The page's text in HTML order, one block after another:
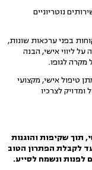
שירותים נוטריוניים
בפני ערכאות שונות,
ליווי אישי, הבנה
מקרה לגופו.
טיפול אישי, מקצועי
לצרכיו
תוך שקיפות והוגנות
לקבלת הפתרון הטוב
לפנות ונשמח לסייע.